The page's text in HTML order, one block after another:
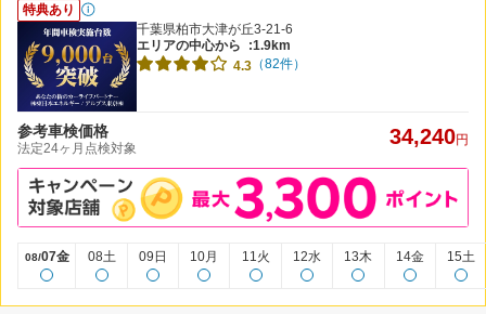
特典あり
千葉県柏市大津が丘3-21-6
エリアの中心から
:1.9km
4.3 （82件）
参考車検価格
法定24ヶ月点検対象 34,240円
08/07金 08土 09日 10月 11火 12水 13木 14金 15土